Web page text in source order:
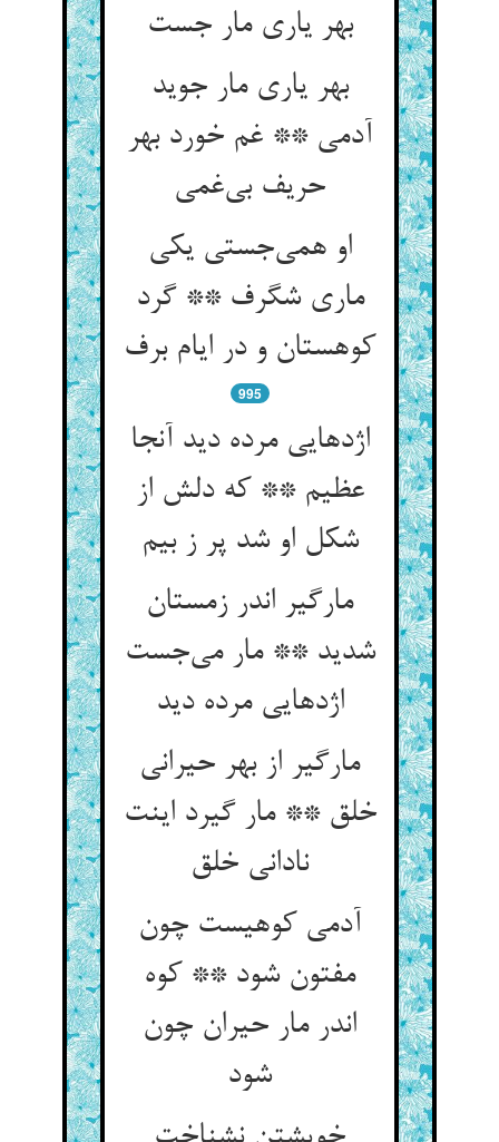
بهر یاری مار جست
بهر یاری مار جوید
آدمی ** غم خورد بهر
حریف بی‌غمی
او همی‌جستی یکی
ماری شگرف ** گرد
کوهستان و در ایام برف
995
اژدهایی مرده دید آنجا
عظیم ** که دلش از
شکل او شد پر ز بیم
مارگیر اندر زمستان
شدید ** مار می‌جست
اژدهایی مرده دید
مارگیر از بهر حیرانی
خلق ** مار گیرد اینت
نادانی خلق
آدمی کوهیست چون
مفتون شود ** کوه
اندر مار حیران چون
شود